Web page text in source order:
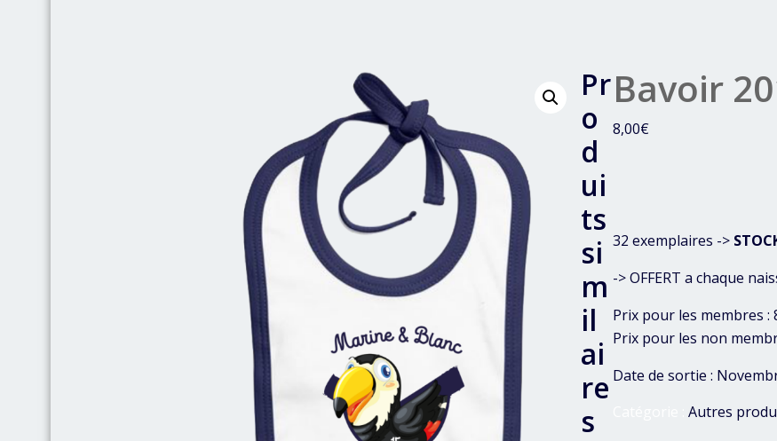
Bavoir
8,00€
32 exemplaires ->
-> OFFERT a chaque
Prix pour les membres :
Prix pour les non
Date de sortie :
Autres
Pr
o
d
ui
ts
si
m
il
ai
re
s